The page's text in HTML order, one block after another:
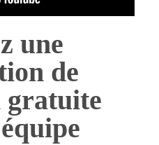
une
de